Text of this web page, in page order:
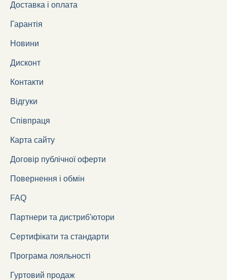
Доставка і оплата
Гарантія
Новини
Дисконт
Контакти
Відгуки
Співпраця
Карта сайту
Договір публічної оферти
Повернення і обмін
FAQ
Партнери та дистриб'ютори
Сертифікати та стандарти
Програма лояльності
Гуртовий продаж